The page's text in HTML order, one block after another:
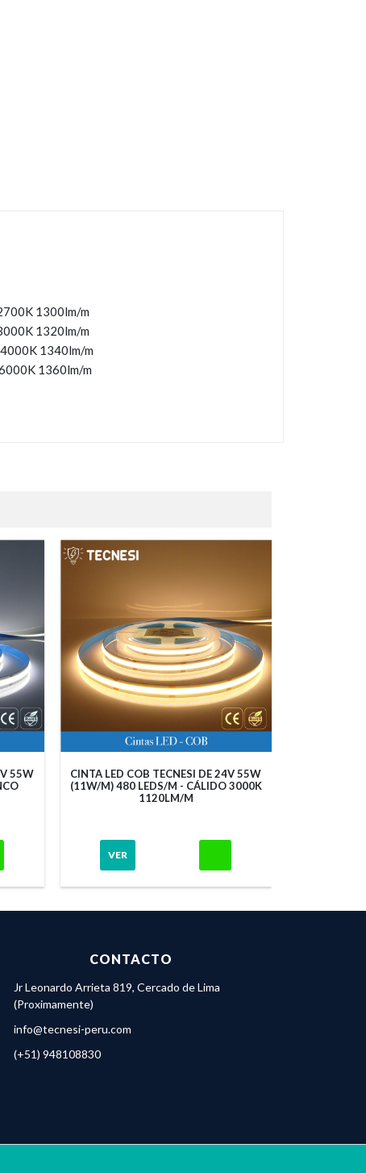
1300lm/m
1320lm/m
1340lm/m
1360lm/m
55W
CINTA LED COB TECNESI DE 24V 55W
(11W/M) 480 LEDS/M - CÁLIDO 3000K
1120LM/M
VER
CONTACTO
Jr Leonardo Arrieta 819, Cercado de Lima
(Proximamente)
info@tecnesi-peru.com
(+51) 948108830